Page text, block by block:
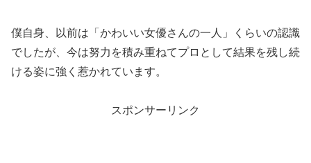
僕自身、以前は「かわいい女優さんの一人」くらいの認識
でしたが、今は努力を積み重ねてプロとして結果を残し続
ける姿に強く惹かれています。
スポンサーリンク